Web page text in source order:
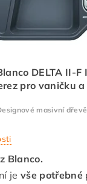
DELTA II-F
pro vaničku
masivní
Blanco.
jevše potřebné